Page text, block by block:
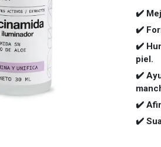
✔️
✔️
✔️
✔️
✔️
✔️